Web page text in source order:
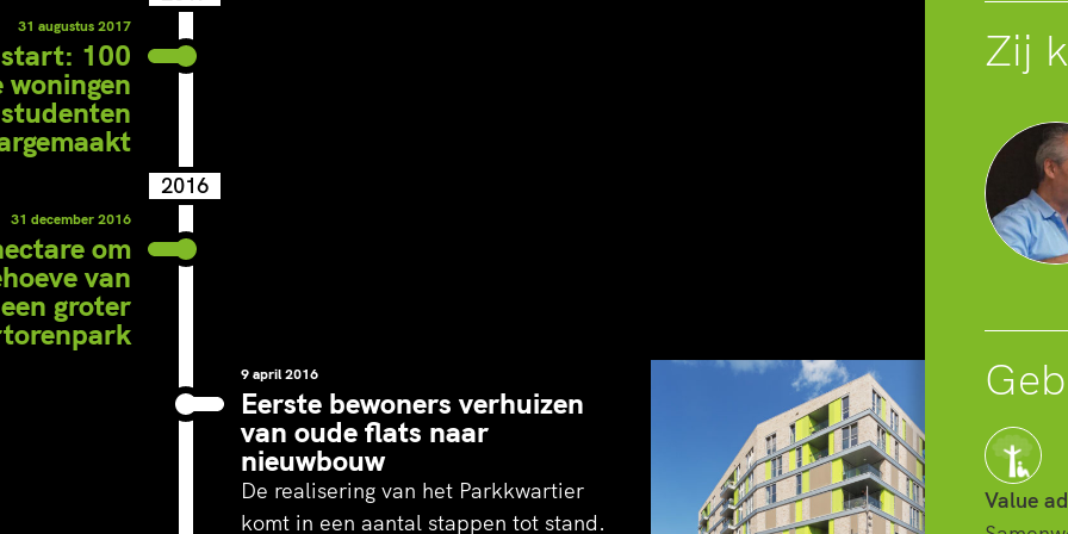
de F35 richting
het nieuwe
31 augustus 2017
start: 100
woningen
2016
31 december 2016
om
van
een groter
9 april 2016
Eerste bewoners verhuizen
van oude flats naar
nieuwbouw
De realisering van het Parkkwartier
komt in een aantal stappen tot stand.
Zij
Value